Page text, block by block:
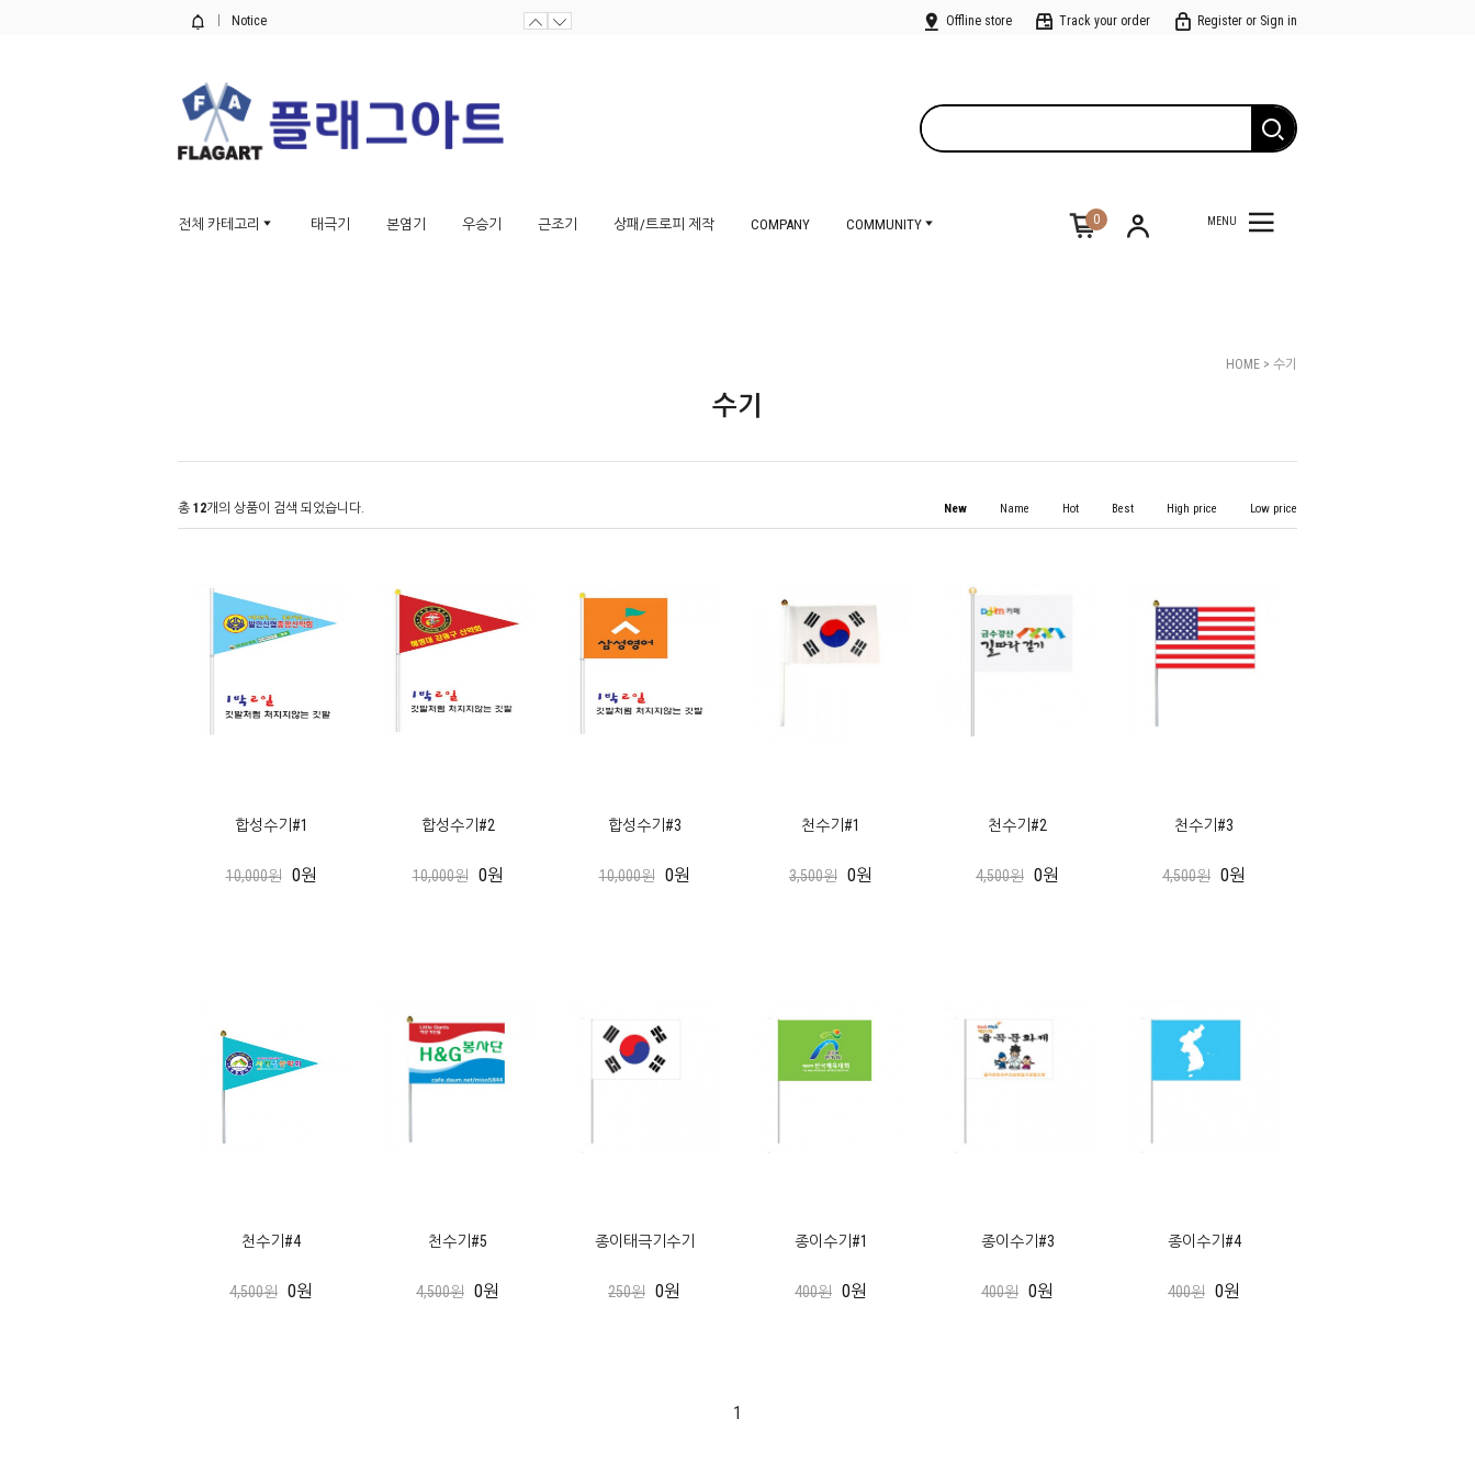
Notice Offline store Track your order Register or Sign in
전체 카테고리 태극기 본염기 우승기 근조기 상패/트로피 제작 COMPANY COMMUNITY 0 MENU
HOME > 수기
수기
총 12개의 상품이 검색 되었습니다. New Name Hot Best High price Low price
합성수기#1
10,000원 0원
합성수기#2
10,000원 0원
합성수기#3
10,000원 0원
천수기#1
3,500원 0원
천수기#2
4,500원 0원
천수기#3
4,500원 0원
천수기#4
4,500원 0원
천수기#5
4,500원 0원
종이태극기수기
250원 0원
종이수기#1
400원 0원
종이수기#3
400원 0원
종이수기#4
400원 0원
1